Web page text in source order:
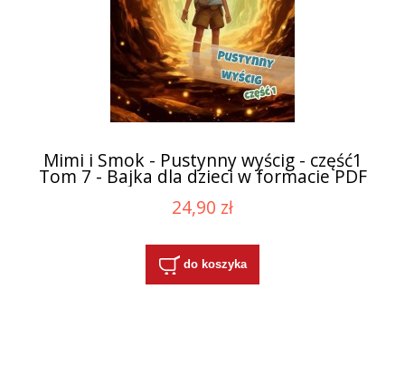
Mimi i Smok - Pustynny wyścig - część1
Tom 7 - Bajka dla dzieci w formacie PDF
24,90 zł
do koszyka